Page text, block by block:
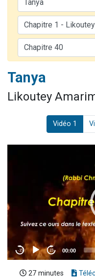
Il
12
Tanya
Likoutey
Vidéo 1
27 minutes